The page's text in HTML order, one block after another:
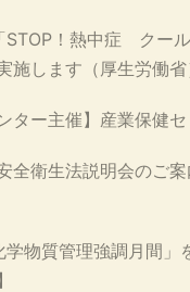
STOP！熱中症 クー
施します（厚生労働省
ター主催】産業保健
全衛生法説明会のご
学物質管理強調月間」